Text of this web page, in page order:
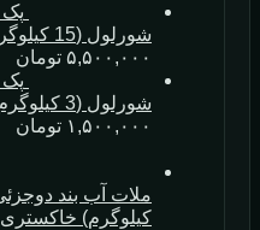
شورلول (15 کیلوگرم) خاکستری
۵,۵۰۰,۰۰۰ تومان
شورلول (3 کیلوگرم) خاکستری
۱,۵۰۰,۰۰۰ تومان
کیلوگرم) خاکستری